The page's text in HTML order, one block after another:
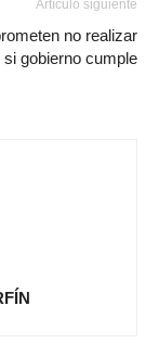
Artículo siguiente
no realizar
si gobierno cumple